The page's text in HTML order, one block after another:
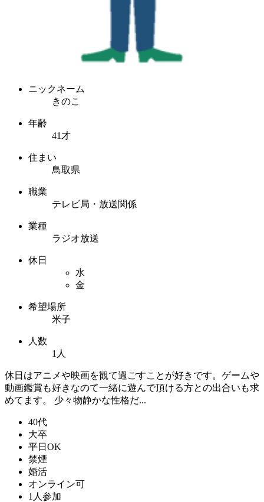
ニックネーム
きのこ
年齢
41才
住まい
鳥取県
職業
テレビ局・放送関係
業種
ラジオ放送
休日
水
金
希望場所
米子
人数
1人
休日はアニメや映画を観て過ごすことが好きです。ゲームや
動画鑑賞も好きなのて一緒に遊んで頂ける方との出合いも求
めてます。 少々物静かな性格だ...
40代
大卒
平日OK
禁煙
婚活
オンライン可
1人参加